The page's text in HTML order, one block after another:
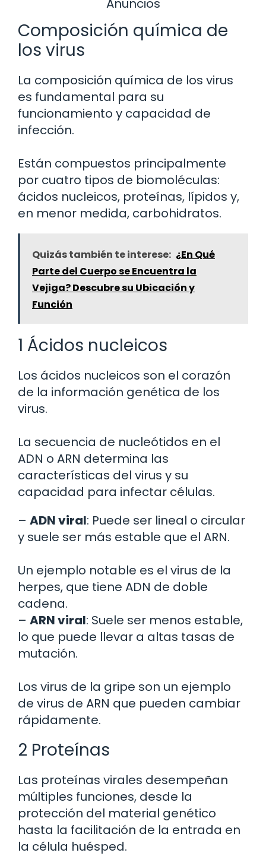
Anuncios
Composición química de
los virus
La composición química de los virus
es fundamental para su
funcionamiento y capacidad de
infección.
Están compuestos principalmente
por cuatro tipos de biomoléculas:
ácidos nucleicos, proteínas, lípidos y,
en menor medida, carbohidratos.
Quizás también te interese: ¿En Qué
Parte del Cuerpo se Encuentra la
Vejiga? Descubre su Ubicación y
Función
1 Ácidos nucleicos
Los ácidos nucleicos son el corazón
de la información genética de los
virus.
La secuencia de nucleótidos en el
ADN o ARN determina las
características del virus y su
capacidad para infectar células.
– ADN viral: Puede ser lineal o circular
y suele ser más estable que el ARN.
Un ejemplo notable es el virus de la
herpes, que tiene ADN de doble
cadena.
– ARN viral: Suele ser menos estable,
lo que puede llevar a altas tasas de
mutación.
Los virus de la gripe son un ejemplo
de virus de ARN que pueden cambiar
rápidamente.
2 Proteínas
Las proteínas virales desempeñan
múltiples funciones, desde la
protección del material genético
hasta la facilitación de la entrada en
la célula huésped.